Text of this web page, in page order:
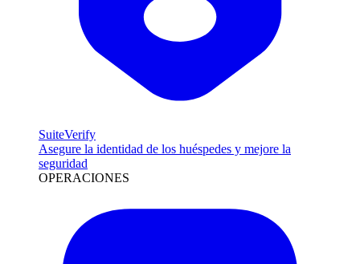
SuiteVerify
Asegure la identidad de los huéspedes y mejore la
seguridad
OPERACIONES